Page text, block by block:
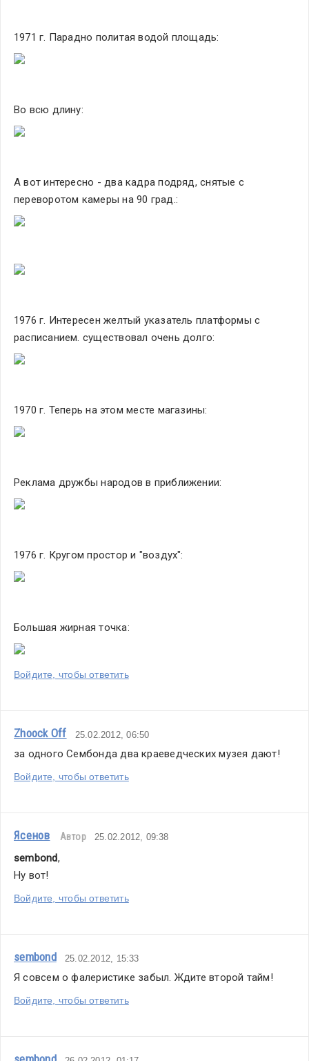
1971 г. Парадно политая водой площадь:
Во всю длину:
А вот интересно - два кадра подряд, снятые с
переворотом камеры на 90 град.:
1976 г. Интересен желтый указатель платформы с
расписанием. существовал очень долго:
1970 г. Теперь на этом месте магазины:
Реклама дружбы народов в приближении:
1976 г. Кругом простор и "воздух":
Большая жирная точка:
Войдите, чтобы ответить
Zhoock Off 25.02.2012, 06:50
за одного Сембонда два краеведческих музея дают!
Войдите, чтобы ответить
Ясенов Автор 25.02.2012, 09:38
sembond,
Ну вот!
Войдите, чтобы ответить
sembond 25.02.2012, 15:33
Я совсем о фалеристике забыл. Ждите второй тайм!
Войдите, чтобы ответить